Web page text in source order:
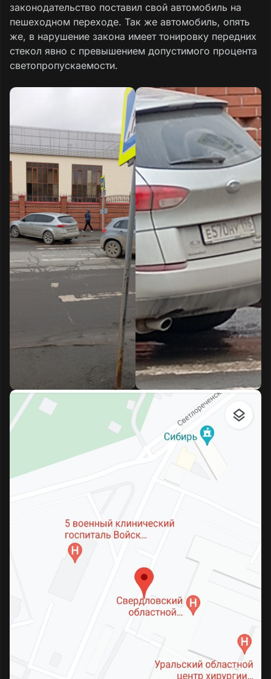
законодательство поставил свой автомобиль на
пешеходном переходе. Так же автомобиль, опять
же, в нарушение закона имеет тонировку передних
стекол явно с превышением допустимого процента
светопропускаемости.